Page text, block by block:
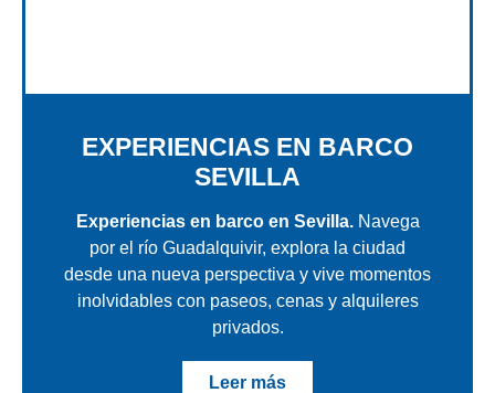
EXPERIENCIAS EN BARCO
SEVILLA
Experiencias en barco en Sevilla.Navega
por el río Guadalquivir, explora la ciudad
desde una nueva perspectiva y vive momentos
inolvidables con paseos, cenas y alquileres
privados.
Leer más